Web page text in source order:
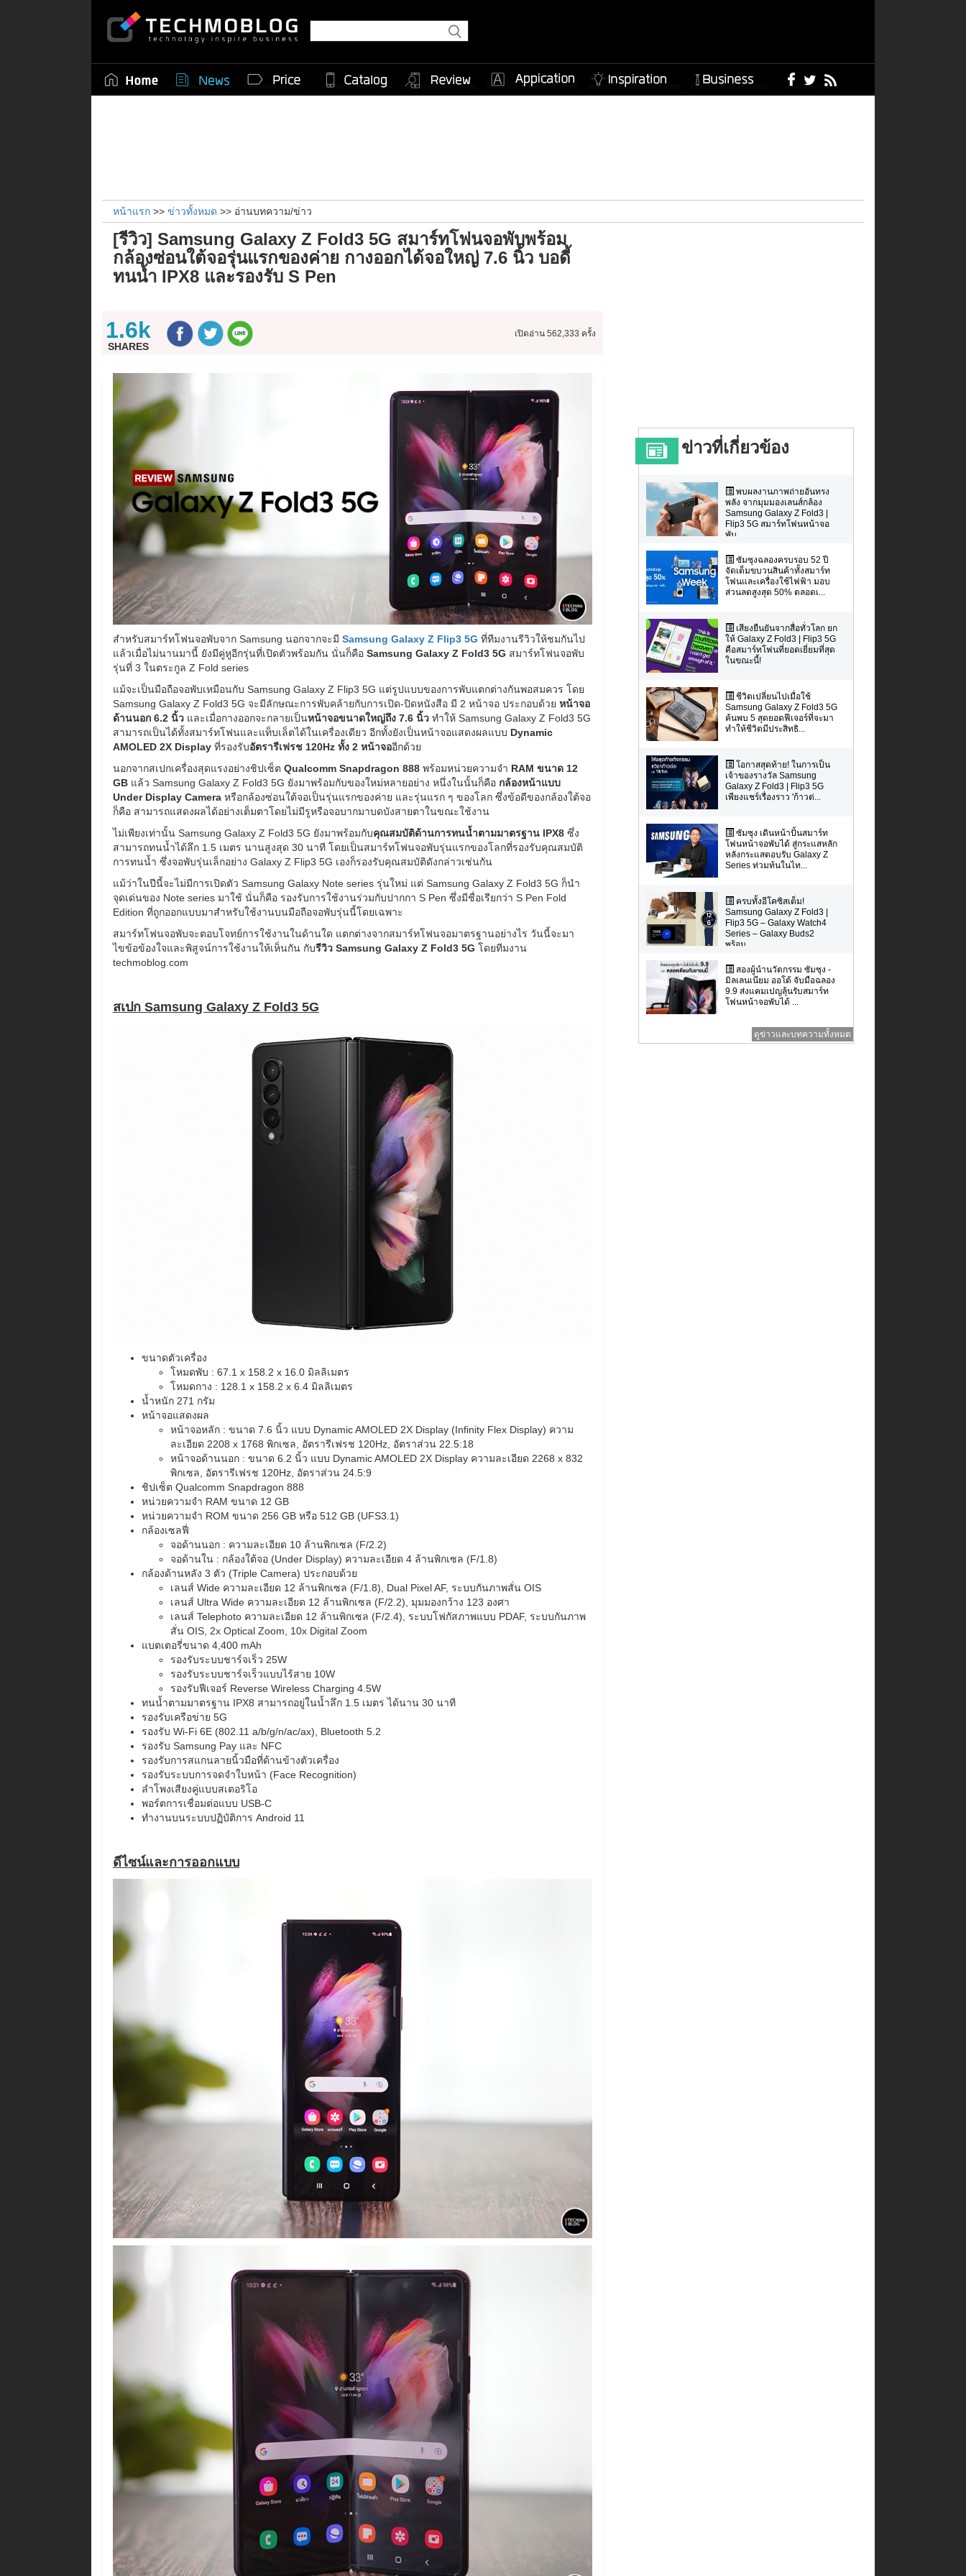
หน้าแรก >> ข่าวทั้งหมด >> อ่านบทความ/ข่าว
[รีวิว] Samsung Galaxy Z Fold3 5G สมาร์ทโฟนจอพับพร้อม
กล้องซ่อนใต้จอรุ่นแรกของค่าย กางออกได้จอใหญ่ 7.6 นิ้ว บอดี้
ทนน้ำ IPX8 และรองรับ S Pen
1.6k
SHARES
เปิดอ่าน 562,333 ครั้ง
สำหรับสมาร์ทโฟนจอพับจาก Samsung นอกจากจะมี Samsung Galaxy Z Flip3 5G ที่ทีมงานรีวิวให้ชมกันไป
แล้วเมื่อไม่นานมานี้ ยังมีคู่หูอีกรุ่นที่เปิดตัวพร้อมกัน นั่นก็คือ Samsung Galaxy Z Fold3 5G สมาร์ทโฟนจอพับ
รุ่นที่ 3 ในตระกูล Z Fold series
แม้จะเป็นมือถือจอพับเหมือนกับ Samsung Galaxy Z Flip3 5G แต่รูปแบบของการพับแตกต่างกันพอสมควร โดย
Samsung Galaxy Z Fold3 5G จะมีลักษณะการพับคล้ายกับการเปิด-ปิดหนังสือ มี 2 หน้าจอ ประกอบด้วย หน้าจอ
ด้านนอก 6.2 นิ้ว และเมื่อกางออกจะกลายเป็นหน้าจอขนาดใหญ่ถึง 7.6 นิ้ว ทำให้ Samsung Galaxy Z Fold3 5G
สามารถเป็นได้ทั้งสมาร์ทโฟนและแท็บเล็ตได้ในเครื่องเดียว อีกทั้งยังเป็นหน้าจอแสดงผลแบบ Dynamic
AMOLED 2X Display ที่รองรับอัตรารีเฟรช 120Hz ทั้ง 2 หน้าจออีกด้วย
นอกจากสเปกเครื่องสุดแรงอย่างชิปเซ็ต Qualcomm Snapdragon 888 พร้อมหน่วยความจำ RAM ขนาด 12
GB แล้ว Samsung Galaxy Z Fold3 5G ยังมาพร้อมกับของใหม่หลายอย่าง หนึ่งในนั้นก็คือ กล้องหน้าแบบ
Under Display Camera หรือกล้องซ่อนใต้จอเป็นรุ่นแรกของค่าย และรุ่นแรก ๆ ของโลก ซึ่งข้อดีของกล้องใต้จอ
ก็คือ สามารถแสดงผลได้อย่างเต็มตาโดยไม่มีรูหรือจอบากมาบดบังสายตาในขณะใช้งาน
ไม่เพียงเท่านั้น Samsung Galaxy Z Fold3 5G ยังมาพร้อมกับคุณสมบัติด้านการทนน้ำตามมาตรฐาน IPX8 ซึ่ง
สามารถทนน้ำได้ลึก 1.5 เมตร นานสูงสุด 30 นาที โดยเป็นสมาร์ทโฟนจอพับรุ่นแรกของโลกที่รองรับคุณสมบัติ
การทนน้ำ ซึ่งจอพับรุ่นเล็กอย่าง Galaxy Z Flip3 5G เองก็รองรับคุณสมบัติดังกล่าวเช่นกัน
แม้ว่าในปีนี้จะไม่มีการเปิดตัว Samsung Galaxy Note series รุ่นใหม่ แต่ Samsung Galaxy Z Fold3 5G ก็นำ
จุดเด่นของ Note series มาใช้ นั่นก็คือ รองรับการใช้งานร่วมกับปากกา S Pen ซึ่งมีชื่อเรียกว่า S Pen Fold
Edition ที่ถูกออกแบบมาสำหรับใช้งานบนมือถือจอพับรุ่นนี้โดยเฉพาะ
สมาร์ทโฟนจอพับจะตอบโจทย์การใช้งานในด้านใด แตกต่างจากสมาร์ทโฟนจอมาตรฐานอย่างไร วันนี้จะมา
ไขข้อข้องใจและพิสูจน์การใช้งานให้เห็นกัน กับรีวิว Samsung Galaxy Z Fold3 5G โดยทีมงาน
techmoblog.com
สเปก Samsung Galaxy Z Fold3 5G
ขนาดตัวเครื่อง
โหมดพับ : 67.1 x 158.2 x 16.0 มิลลิเมตร
โหมดกาง : 128.1 x 158.2 x 6.4 มิลลิเมตร
น้ำหนัก 271 กรัม
หน้าจอแสดงผล
หน้าจอหลัก : ขนาด 7.6 นิ้ว แบบ Dynamic AMOLED 2X Display (Infinity Flex Display) ความ
ละเอียด 2208 x 1768 พิกเซล, อัตรารีเฟรช 120Hz, อัตราส่วน 22.5:18
หน้าจอด้านนอก : ขนาด 6.2 นิ้ว แบบ Dynamic AMOLED 2X Display ความละเอียด 2268 x 832
พิกเซล, อัตรารีเฟรช 120Hz, อัตราส่วน 24.5:9
ชิปเซ็ต Qualcomm Snapdragon 888
หน่วยความจำ RAM ขนาด 12 GB
หน่วยความจำ ROM ขนาด 256 GB หรือ 512 GB (UFS3.1)
กล้องเซลฟี่
จอด้านนอก : ความละเอียด 10 ล้านพิกเซล (F/2.2)
จอด้านใน : กล้องใต้จอ (Under Display) ความละเอียด 4 ล้านพิกเซล (F/1.8)
กล้องด้านหลัง 3 ตัว (Triple Camera) ประกอบด้วย
เลนส์ Wide ความละเอียด 12 ล้านพิกเซล (F/1.8), Dual Pixel AF, ระบบกันภาพสั่น OIS
เลนส์ Ultra Wide ความละเอียด 12 ล้านพิกเซล (F/2.2), มุมมองกว้าง 123 องศา
เลนส์ Telephoto ความละเอียด 12 ล้านพิกเซล (F/2.4), ระบบโฟกัสภาพแบบ PDAF, ระบบกันภาพ
สั่น OIS, 2x Optical Zoom, 10x Digital Zoom
แบตเตอรี่ขนาด 4,400 mAh
รองรับระบบชาร์จเร็ว 25W
รองรับระบบชาร์จเร็วแบบไร้สาย 10W
รองรับฟีเจอร์ Reverse Wireless Charging 4.5W
ทนน้ำตามมาตรฐาน IPX8 สามารถอยู่ในน้ำลึก 1.5 เมตร ได้นาน 30 นาที
รองรับเครือข่าย 5G
รองรับ Wi-Fi 6E (802.11 a/b/g/n/ac/ax), Bluetooth 5.2
รองรับ Samsung Pay และ NFC
รองรับการสแกนลายนิ้วมือที่ด้านข้างตัวเครื่อง
รองรับระบบการจดจำใบหน้า (Face Recognition)
ลำโพงเสียงคู่แบบสเตอริโอ
พอร์ตการเชื่อมต่อแบบ USB-C
ทำงานบนระบบปฏิบัติการ Android 11
ดีไซน์และการออกแบบ
ข่าวที่เกี่ยวข้อง
พบผลงานภาพถ่ายอันทรง
พลัง จากมุมมองเลนส์กล้อง
Samsung Galaxy Z Fold3 |
Flip3 5G สมาร์ทโฟนหน้าจอ
พับ...
ซัมซุงฉลองครบรอบ 52 ปี
จัดเต็มขบวนสินค้าทั้งสมาร์ท
โฟนและเครื่องใช้ไฟฟ้า มอบ
ส่วนลดสูงสุด 50% ตลอดเ...
เสียงยืนยันจากสื่อทั่วโลก ยก
ให้ Galaxy Z Fold3 | Flip3 5G
คือสมาร์ทโฟนที่ยอดเยี่ยมที่สุด
ในขณะนี้!
ชีวิตเปลี่ยนไปเมื่อใช้
Samsung Galaxy Z Fold3 5G
ค้นพบ 5 สุดยอดฟีเจอร์ที่จะมา
ทำให้ชีวิตมีประสิทธิ...
โอกาสสุดท้าย! ในการเป็น
เจ้าของรางวัล Samsung
Galaxy Z Fold3 | Flip3 5G
เพียงแชร์เรื่องราว 'ก้าวต่...
ซัมซุง เดินหน้าปั้นสมาร์ท
โฟนหน้าจอพับได้ สู่กระแสหลัก
หลังกระแสตอบรับ Galaxy Z
Series ท่วมท้นในไท...
ครบทั้งอีโคซิสเต็ม!
Samsung Galaxy Z Fold3 |
Flip3 5G – Galaxy Watch4
Series – Galaxy Buds2
พร้อม...
สองผู้นำนวัตกรรม ซัมซุง -
มิลเลนเนียม ออโต้ จับมือฉลอง
9.9 ส่งแคมเปญลุ้นรับสมาร์ท
โฟนหน้าจอพับได้ ...
ดูข่าวและบทความทั้งหมด